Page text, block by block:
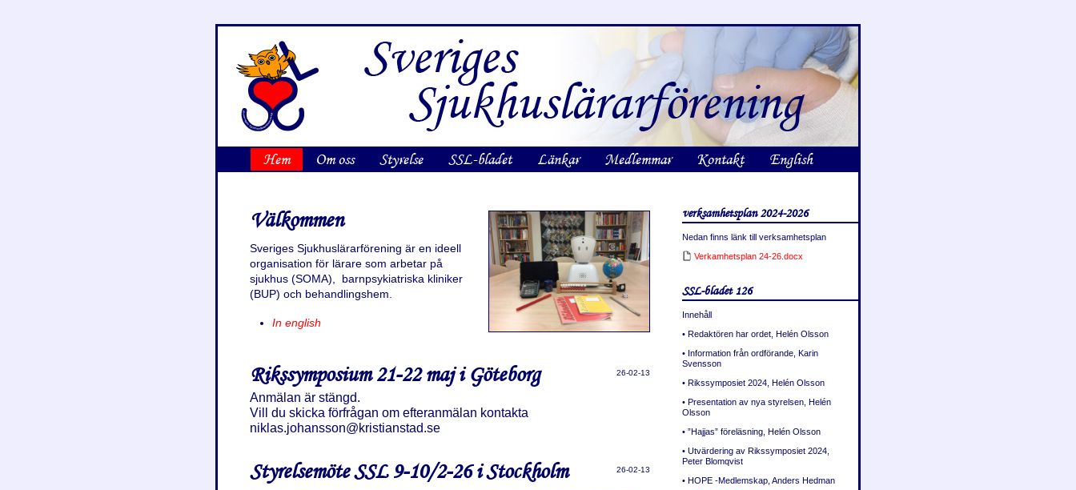
Hem Om oss Styrelse SSL-bladet Länkar Medlemmar Kontakt English
Välkommen
Sveriges Sjukhuslärarförening är en ideell
organisation för lärare som arbetar på
sjukhus (SOMA), barnpsykiatriska kliniker
(BUP) och behandlingshem.
In english
26-02-13
Rikssymposium 21-22 maj i Göteborg
Anmälan är stängd.
Vill du skicka förfrågan om efteranmälan kontakta
niklas.johansson@kristianstad.se
26-02-13
Styrelsemöte SSL 9-10/2-26 i Stockholm
verksamhetsplan 2024-2026
Nedan finns länk till verksamhetsplan
Verkamhetsplan 24-26.docx
SSL-bladet 126
Innehåll
• Redaktören har ordet, Helén Olsson
• Information från ordförande, Karin
Svensson
• Rikssymposiet 2024, Helén Olsson
• Presentation av nya styrelsen, Helén
Olsson
• ”Hajjas” föreläsning, Helén Olsson
• Utvärdering av Rikssymposiet 2024,
Peter Blomqvist
• HOPE -Medlemskap, Anders Hedman